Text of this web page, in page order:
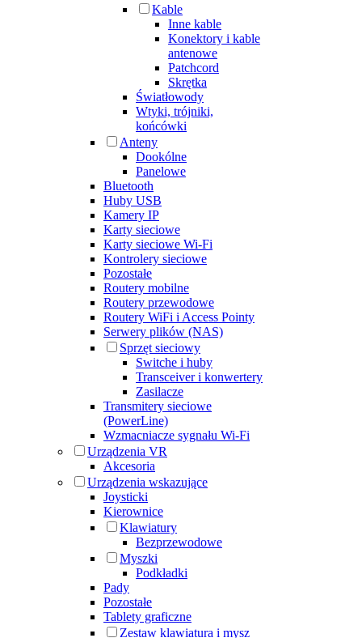
Kable
Inne kable
Konektory i kable
antenowe
Patchcord
Skrętka
Światłowody
Wtyki, trójniki,
końcówki
Anteny
Dookólne
Panelowe
Bluetooth
Huby USB
Kamery IP
Karty sieciowe
Karty sieciowe Wi-Fi
Kontrolery sieciowe
Pozostałe
Routery mobilne
Routery przewodowe
Routery WiFi i Access Pointy
Serwery plików (NAS)
Sprzęt sieciowy
Switche i huby
Transceiver i konwertery
Zasilacze
Transmitery sieciowe
(PowerLine)
Wzmacniacze sygnału Wi-Fi
Urządzenia VR
Akcesoria
Urządzenia wskazujące
Joysticki
Kierownice
Klawiatury
Bezprzewodowe
Myszki
Podkładki
Pady
Pozostałe
Tablety graficzne
Zestaw klawiatura i mysz